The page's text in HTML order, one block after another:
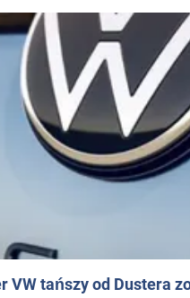
VW tańszy od Dustera